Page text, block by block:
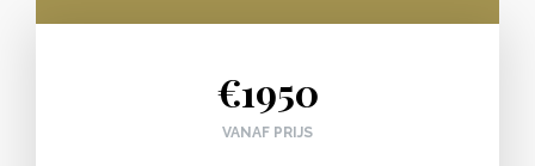
€1950
VANAF PRIJS